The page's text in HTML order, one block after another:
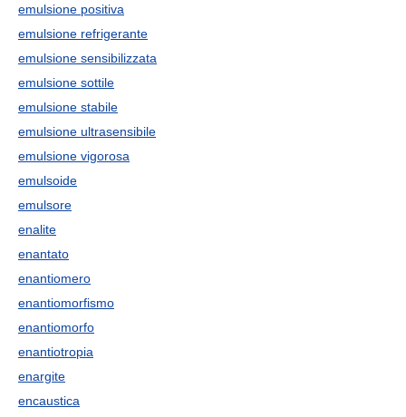
emulsione positiva
emulsione refrigerante
emulsione sensibilizzata
emulsione sottile
emulsione stabile
emulsione ultrasensibile
emulsione vigorosa
emulsoide
emulsore
enalite
enantato
enantiomero
enantiomorfismo
enantiomorfo
enantiotropia
enargite
encaustica